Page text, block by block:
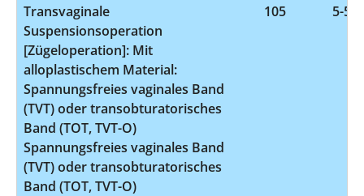
Transvaginale
Suspensionsoperation
[Zügeloperation]: Mit
alloplastischem Material:
Spannungsfreies vaginales Band
(TVT) oder transobturatorisches
Band (TOT, TVT-O)
Spannungsfreies vaginales Band
(TVT) oder transobturatorisches
Band (TOT, TVT-O)
105 5-